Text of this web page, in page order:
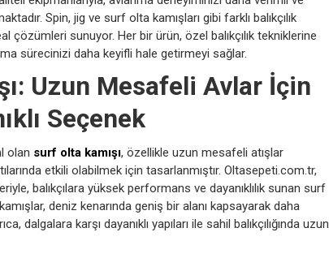
Spin, jig ve surf olta kamışları gibi farklı balıkçılık
çözümleri sunuyor. Her bir ürün, özel balıkçılık tekniklerine
sürecinizi daha keyifli hale getirmeyi sağlar.
Uzun Mesafeli Avlar İçin
Seçenek
olan surf olta kamışı, özellikle uzun mesafeli atışlar
etkili olabilmek için tasarlanmıştır. Oltasepeti.com.tr,
balıkçılara yüksek performans ve dayanıklılık sunan surf
deniz kenarında geniş bir alanı kapsayarak daha
dalgalara karşı dayanıklı yapıları ile sahil balıkçılığında uzun